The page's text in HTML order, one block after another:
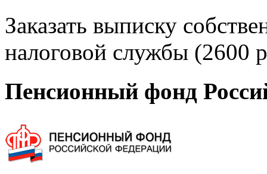
Заказать выписку
налоговой службы (2600
Пенсионный фонд